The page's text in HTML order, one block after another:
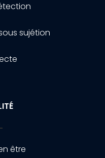
sujétion
être